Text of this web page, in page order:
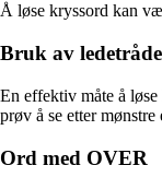
Å løse kryssord kan
Bruk av
En effektiv måte å
prøv å se etter
Ord med OVER